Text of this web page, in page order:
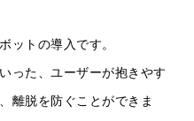
ットの導入です。
った、ユーザーが抱きやす
離脱を防ぐことができま